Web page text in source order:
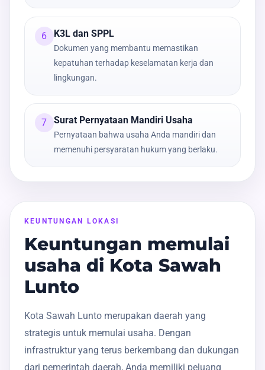
6 K3L dan SPPL
Dokumen yang membantu memastikan
kepatuhan terhadap keselamatan kerja dan
lingkungan.
7 Surat Pernyataan Mandiri Usaha
Pernyataan bahwa usaha Anda mandiri dan
memenuhi persyaratan hukum yang berlaku.
KEUNTUNGAN LOKASI
Keuntungan memulai
usaha di Kota Sawah
Lunto
Kota Sawah Lunto merupakan daerah yang
strategis untuk memulai usaha. Dengan
infrastruktur yang terus berkembang dan dukungan
dari pemerintah daerah, Anda memiliki peluang